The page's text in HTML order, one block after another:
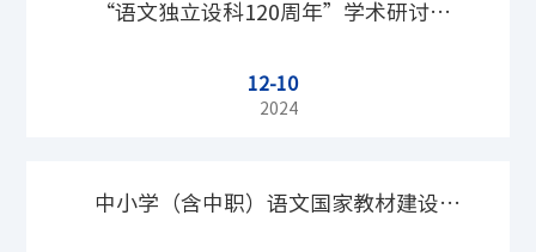
“语文独立设科120周年”学术研讨会
12-10
2024
中小学（含中职）语文国家教材建设重